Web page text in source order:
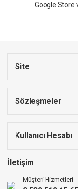
Google Store
Site
Sözleşmeler
Kullanıcı Hesabı
İletişim
Müşteri Hizmetleri